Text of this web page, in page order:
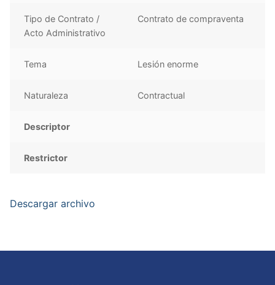
Tipo de Contrato /
Acto Administrativo
Contrato de compraventa
Tema Lesión enorme
Naturaleza Contractual
Descriptor
Restrictor
Descargar archivo